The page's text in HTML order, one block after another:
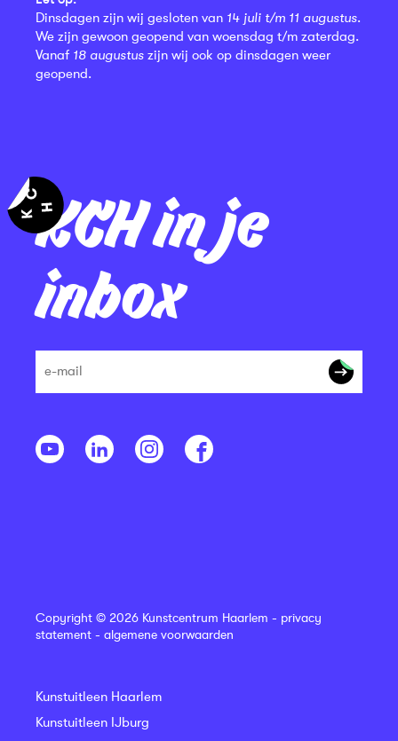
KCH in je
inbox
Dinsdagen zijn wij gesloten van 14 juli t/m 11 augustus.
We zijn gewoon geopend van woensdag t/m zaterdag.
Vanaf 18 augustus zijn wij ook op dinsdagen weer
geopend.
Copyright © 2026 Kunstcentrum Haarlem - privacy
statement - algemene voorwaarden
Kunstuitleen Haarlem
Kunstuitleen IJburg